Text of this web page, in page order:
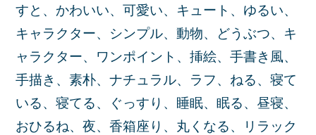
すと、かわいい、可愛い、キュート、ゆるい、
キャラクター、シンプル、動物、どうぶつ、キ
ャラクター、ワンポイント、挿絵、手書き風、
手描き、素朴、ナチュラル、ラフ、ねる、寝て
いる、寝てる、ぐっすり、睡眠、眠る、昼寝、
おひるね、夜、香箱座り、丸くなる、リラック